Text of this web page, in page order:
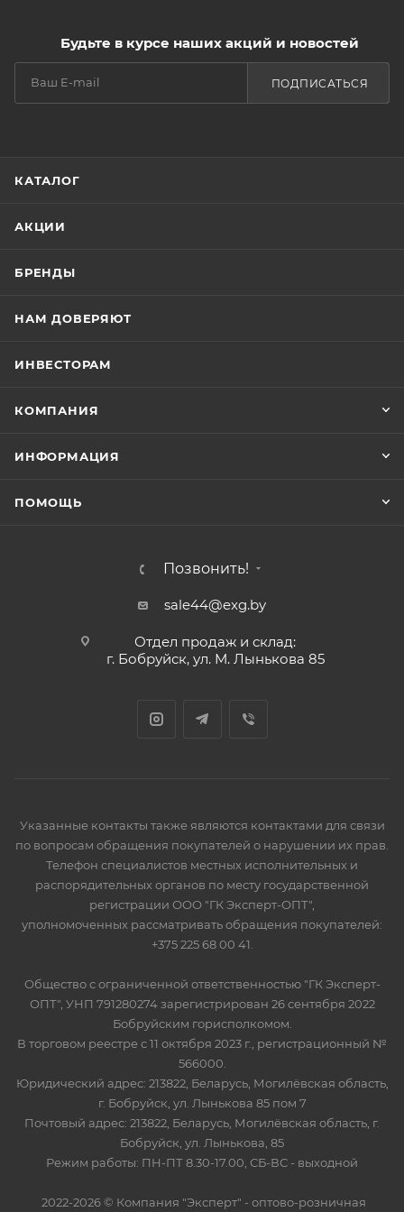
молодой кожи и создадут anti-age эффект в
возрастном макияже.
Будьте в курсе наших акций и новостей
ПОДПИСАТЬСЯ
КАТАЛОГ
АКЦИИ
БРЕНДЫ
НАМ ДОВЕРЯЮТ
ИНВЕСТОРАМ
КОМПАНИЯ
ИНФОРМАЦИЯ
ПОМОЩЬ
Позвонить!
sale44@exg.by
Отдел продаж и склад:
г. Бобруйск, ул. М. Лынькова 85
Указанные контакты также являются контактами для связи
по вопросам обращения покупателей о нарушении их прав.
Телефон специалистов местных исполнительных и
распорядительных органов по месту государственной
регистрации ООО "ГК Эксперт-ОПТ",
уполномоченных рассматривать обращения покупателей:
+375 225 68 00 41.
Общество с ограниченной ответственностью "ГК Эксперт-
ОПТ", УНП 791280274 зарегистрирован 26 сентября 2022
Бобруйским горисполкомом.
В торговом реестре с 11 октября 2023 г., регистрационный №
566000.
Юридический адрес: 213822, Беларусь, Могилёвская область,
г. Бобруйск, ул. Лынькова 85 пом 7
Почтовый адрес: 213822, Беларусь, Могилёвская область, г.
Бобруйск, ул. Лынькова, 85
Режим работы: ПН-ПТ 8.30-17.00, СБ-ВС - выходной
2022-2026 © Компания "Эксперт" - оптово-розничная